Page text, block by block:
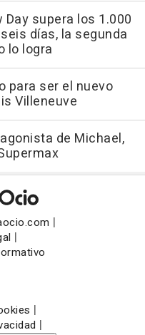
Day supera los 1.000
días, la segunda
lo logra
para ser el nuevo
Villeneuve
de Michael,
|
|
|
|